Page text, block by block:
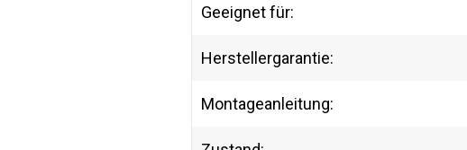
Geeignet für:
Herstellergarantie:
Montageanleitung: